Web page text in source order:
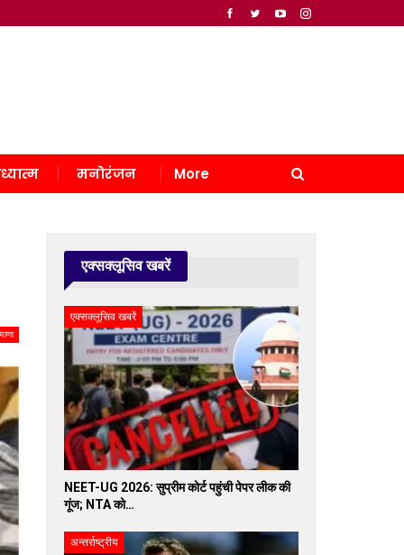
मनोरंजन More
एक्सक्लूसिव खबरें
एक्सक्लूसिव खबरें
NEET-UG 2026: सुप्रीम कोर्ट पहुंची पेपर लीक की
गूंज; NTA को…
अन्तर्राष्ट्रीय